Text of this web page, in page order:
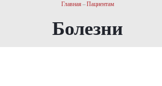
Главная Пациентам
Болезни